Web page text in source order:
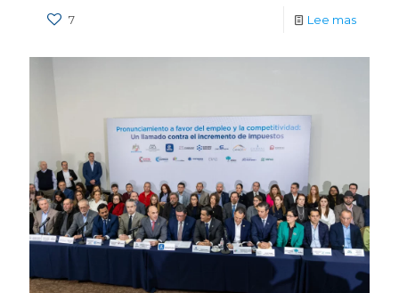
7 Lee mas